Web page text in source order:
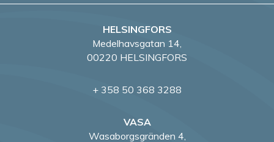
HELSINGFORS
Medelhavsgatan 14,
00220 HELSINGFORS
+ 358 50 368 3288
VASA
Wasaborgsgränden 4,